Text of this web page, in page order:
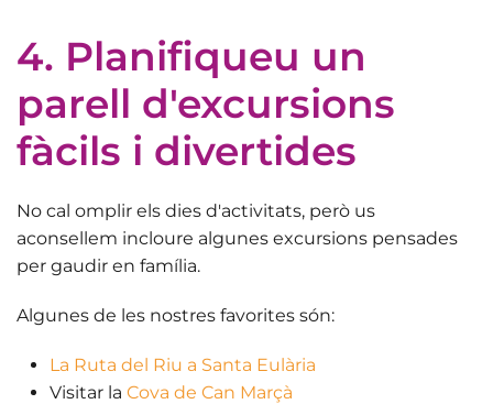
4. Planifiqueu un
parell d'excursions
fàcils i divertides
No cal omplir els dies d'activitats, però us
aconsellem incloure algunes excursions pensades
per gaudir en família.
Algunes de les nostres favorites són:
La Ruta del Riu a Santa Eulària
Visitar la Cova de Can Marçà